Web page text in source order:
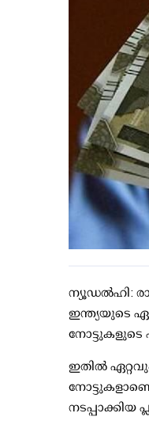
ന്യൂഡല്‍ഹി:
ഇന്ത്യയുടെ
നോട്ടുകളുടെ
ഇതില്‍
നടപ്പാക്കിയ